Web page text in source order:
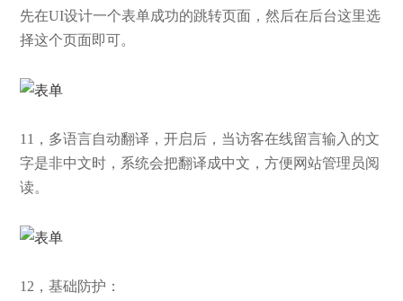
先在UI设计一个表单成功的跳转页面，然后在后台这里选
择这个页面即可。
11，多语言自动翻译，开启后，当访客在线留言输入的文
字是非中文时，系统会把翻译成中文，方便网站管理员阅
读。
12，基础防护：